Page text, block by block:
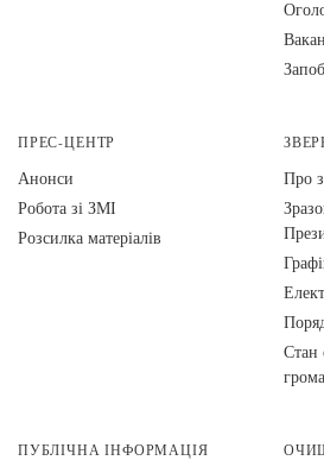
ПРЕС-ЦЕНТР
Анонси
Робота зі ЗМІ
Розсилка матеріалів
Про
Стан
ПУБЛІЧНА ІНФОРМАЦІЯ